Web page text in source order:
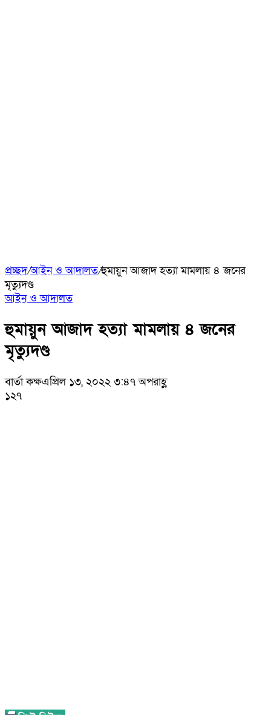
প্রচ্ছদ/আইন ও আদালত/হুমায়ুন আজাদ হত্যা মামলায় ৪ জনের
মৃত্যুদণ্ড
আইন ও আদালত
হুমায়ুন আজাদ হত্যা মামলায় ৪ জনের
মৃত্যুদণ্ড
বার্তা কক্ষএপ্রিল ১৩, ২০২২ ৩:৪৭ অপরাহ্ণ
১২৭